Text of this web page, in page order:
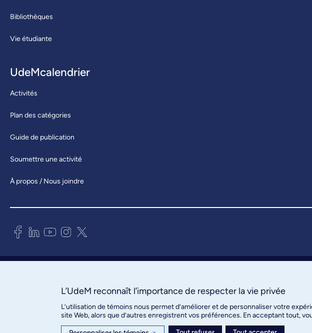
Bibliothèques
Vie étudiante
UdeMcalendrier
Activités
Plan des catégories
Guide de publication
Soumettre une activité
À propos / Nous joindre
Bureau des communications et
3744, rue Jean-Brillant, bureau 490
L’UdeM reconnaît l’importance de respecter la vie privée
L’utilisation de témoins nous permet d’améliorer et de personnaliser votre
site Web, alors que d’autres enregistrent vos préférences. En acceptant tout,